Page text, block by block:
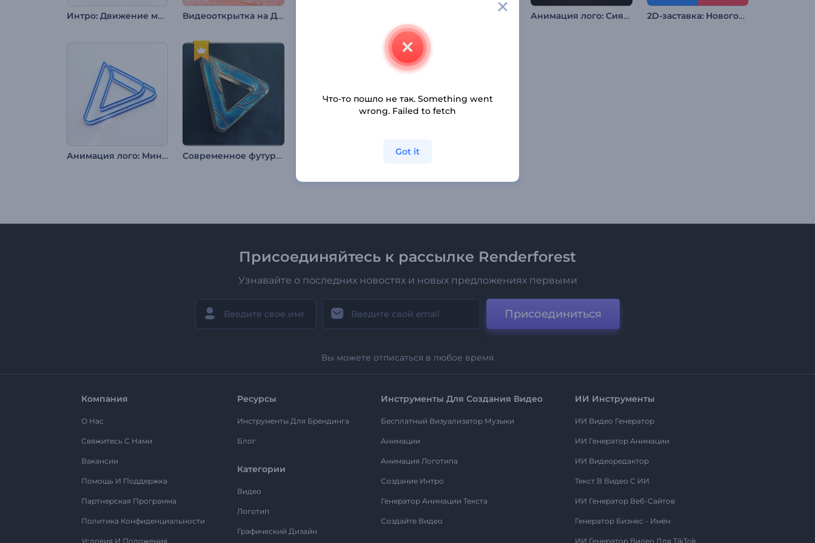
Интро: Движение минималистичных линий Видеооткрытка на День св. Валентина Анимация лого: Сияние металла 2D-заставка: Новогоднее настроение
Анимация лого: Минималистичные слои Современное футуристическое интро Интро автомобиля в аэродинамическом туннеле
Присоединяйтесь к рассылке Renderforest
Узнавайте о последних новостях и новых предложениях первыми
Присоединиться
Вы можете отписаться в любое время
Компания
О Нас
Свяжитесь С Нами
Вакансии
Помощь И Поддержка
Партнерская Программа
Политика Конфиденциальности
Условия И Положения
Ресурсы
Инструменты Для Брендинга
Блог
Категории
Видео
Логотип
Графический Дизайн
Инструменты Для Создания Видео
Бесплатный Визуализатор Музыки
Анимации
Анимация Логотипа
Создание Интро
Генератор Анимации Текста
Создайте Видео
ИИ Инструменты
ИИ Видео Генератор
ИИ Генератор Анимации
ИИ Видеоредактор
Текст В Видео С ИИ
ИИ Генератор Веб-Сайтов
Генератор Бизнес - Имён
ИИ Генератор Видео Для TikTok
Что-то пошло не так. Something went
wrong. Failed to fetch
Got it